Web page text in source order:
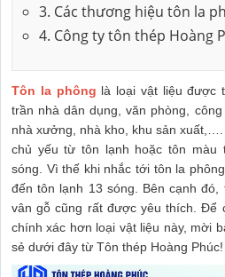
3. Các thương hiệu tôn la
4. Công ty tôn thép Hoàng
Tôn la phông là loại vật liệu được
trần nhà dân dụng, văn phòng,
nhà xưởng, nhà kho, khu sản
chủ yếu từ tôn lạnh hoặc tôn màu
sóng. Vì thế khi nhắc tới tôn la
đến tôn lạnh 13 sóng. Bên cạnh
vân gỗ cũng rất được yêu thích. Để
chính xác hơn loại vật liệu này, mời
sẻ dưới đây từ Tôn thép Hoàng Phúc!